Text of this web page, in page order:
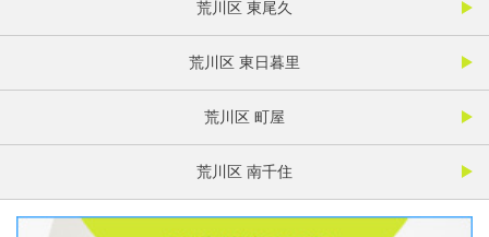
荒川区 東尾久
荒川区 東日暮里
荒川区 町屋
荒川区 南千住